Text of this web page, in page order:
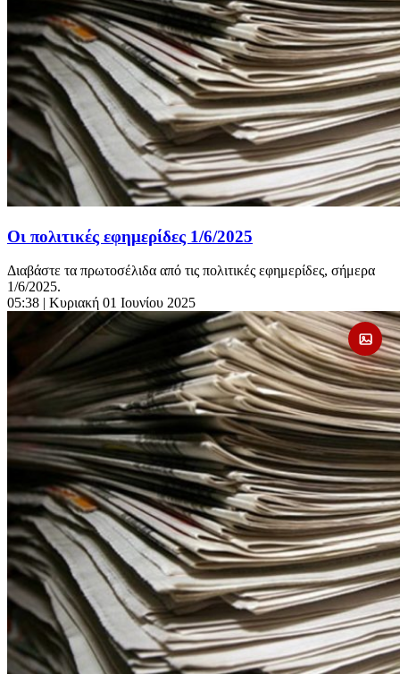
Οι πολιτικές εφημερίδες 1/6/2025
Διαβάστε τα πρωτοσέλιδα από τις πολιτικές εφημερίδες, σήμερα
1/6/2025.
05:38 | Κυριακή 01 Ιουνίου 2025